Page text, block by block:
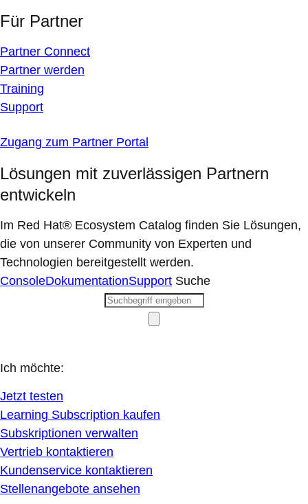
Für Partner
Partner Connect
Partner werden
Training
Support
Zugang zum Partner Portal
Lösungen mit zuverlässigen Partnern
entwickeln
Im Red Hat® Ecosystem Catalog finden Sie Lösungen,
die von unserer Community von Experten und
Technologien bereitgestellt werden.
ConsoleDokumentationSupport Suche
Ich möchte:
Jetzt testen
Learning Subscription kaufen
Subskriptionen verwalten
Vertrieb kontaktieren
Kundenservice kontaktieren
Stellenangebote ansehen